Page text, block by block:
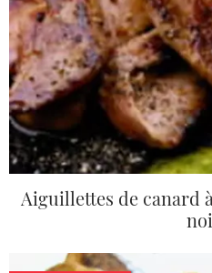
Aiguillettes de canard